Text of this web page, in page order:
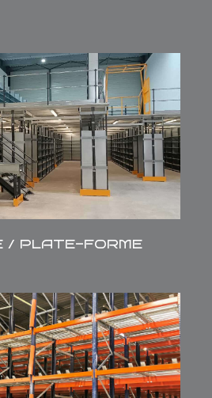
Industrielles
Notre solution de
est une solution
de démultiplier vos
en optimisant la
/ PLATE-FORME
sur lequel ont été
permettant une
des colis ou des
l'activité de préparation
e-commerce, etc...) et